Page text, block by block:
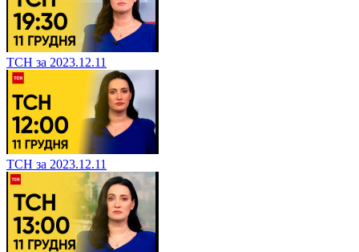
ТСН за 2023.12.11
ТСН за 2023.12.11